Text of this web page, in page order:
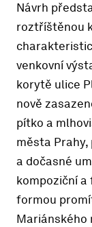
Návrh
roztříštěnou
venkovní
korytě ulice
nově
pítko a
města
a dočasné
kompoziční
formou
Mariánského